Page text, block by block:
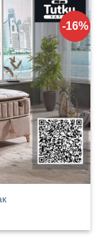
-16%
Добавяне
към
списъка с
харесани
продукти